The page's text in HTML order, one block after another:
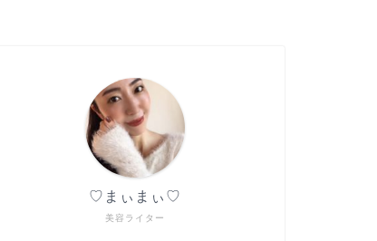
美容ライター
♡まぃまぃ♡